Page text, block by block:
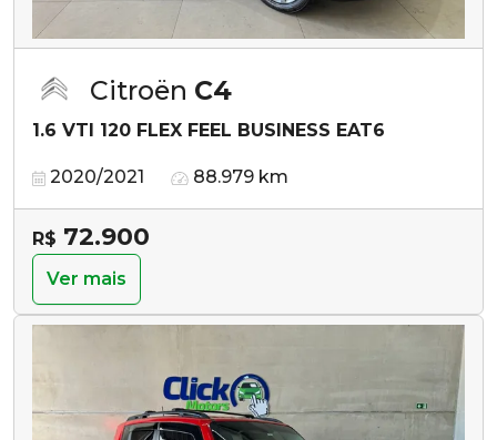
Citroën C4
1.6 VTI 120 FLEX FEEL BUSINESS EAT6
2020/2021 88.979 km
R$ 72.900
Ver mais